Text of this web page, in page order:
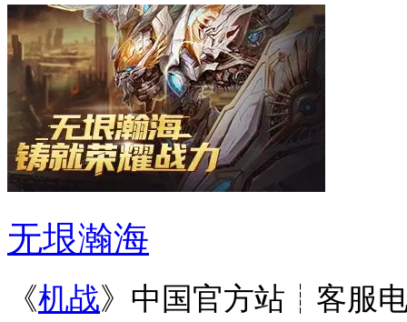
无垠瀚海
《机战》中国官方站┊客服